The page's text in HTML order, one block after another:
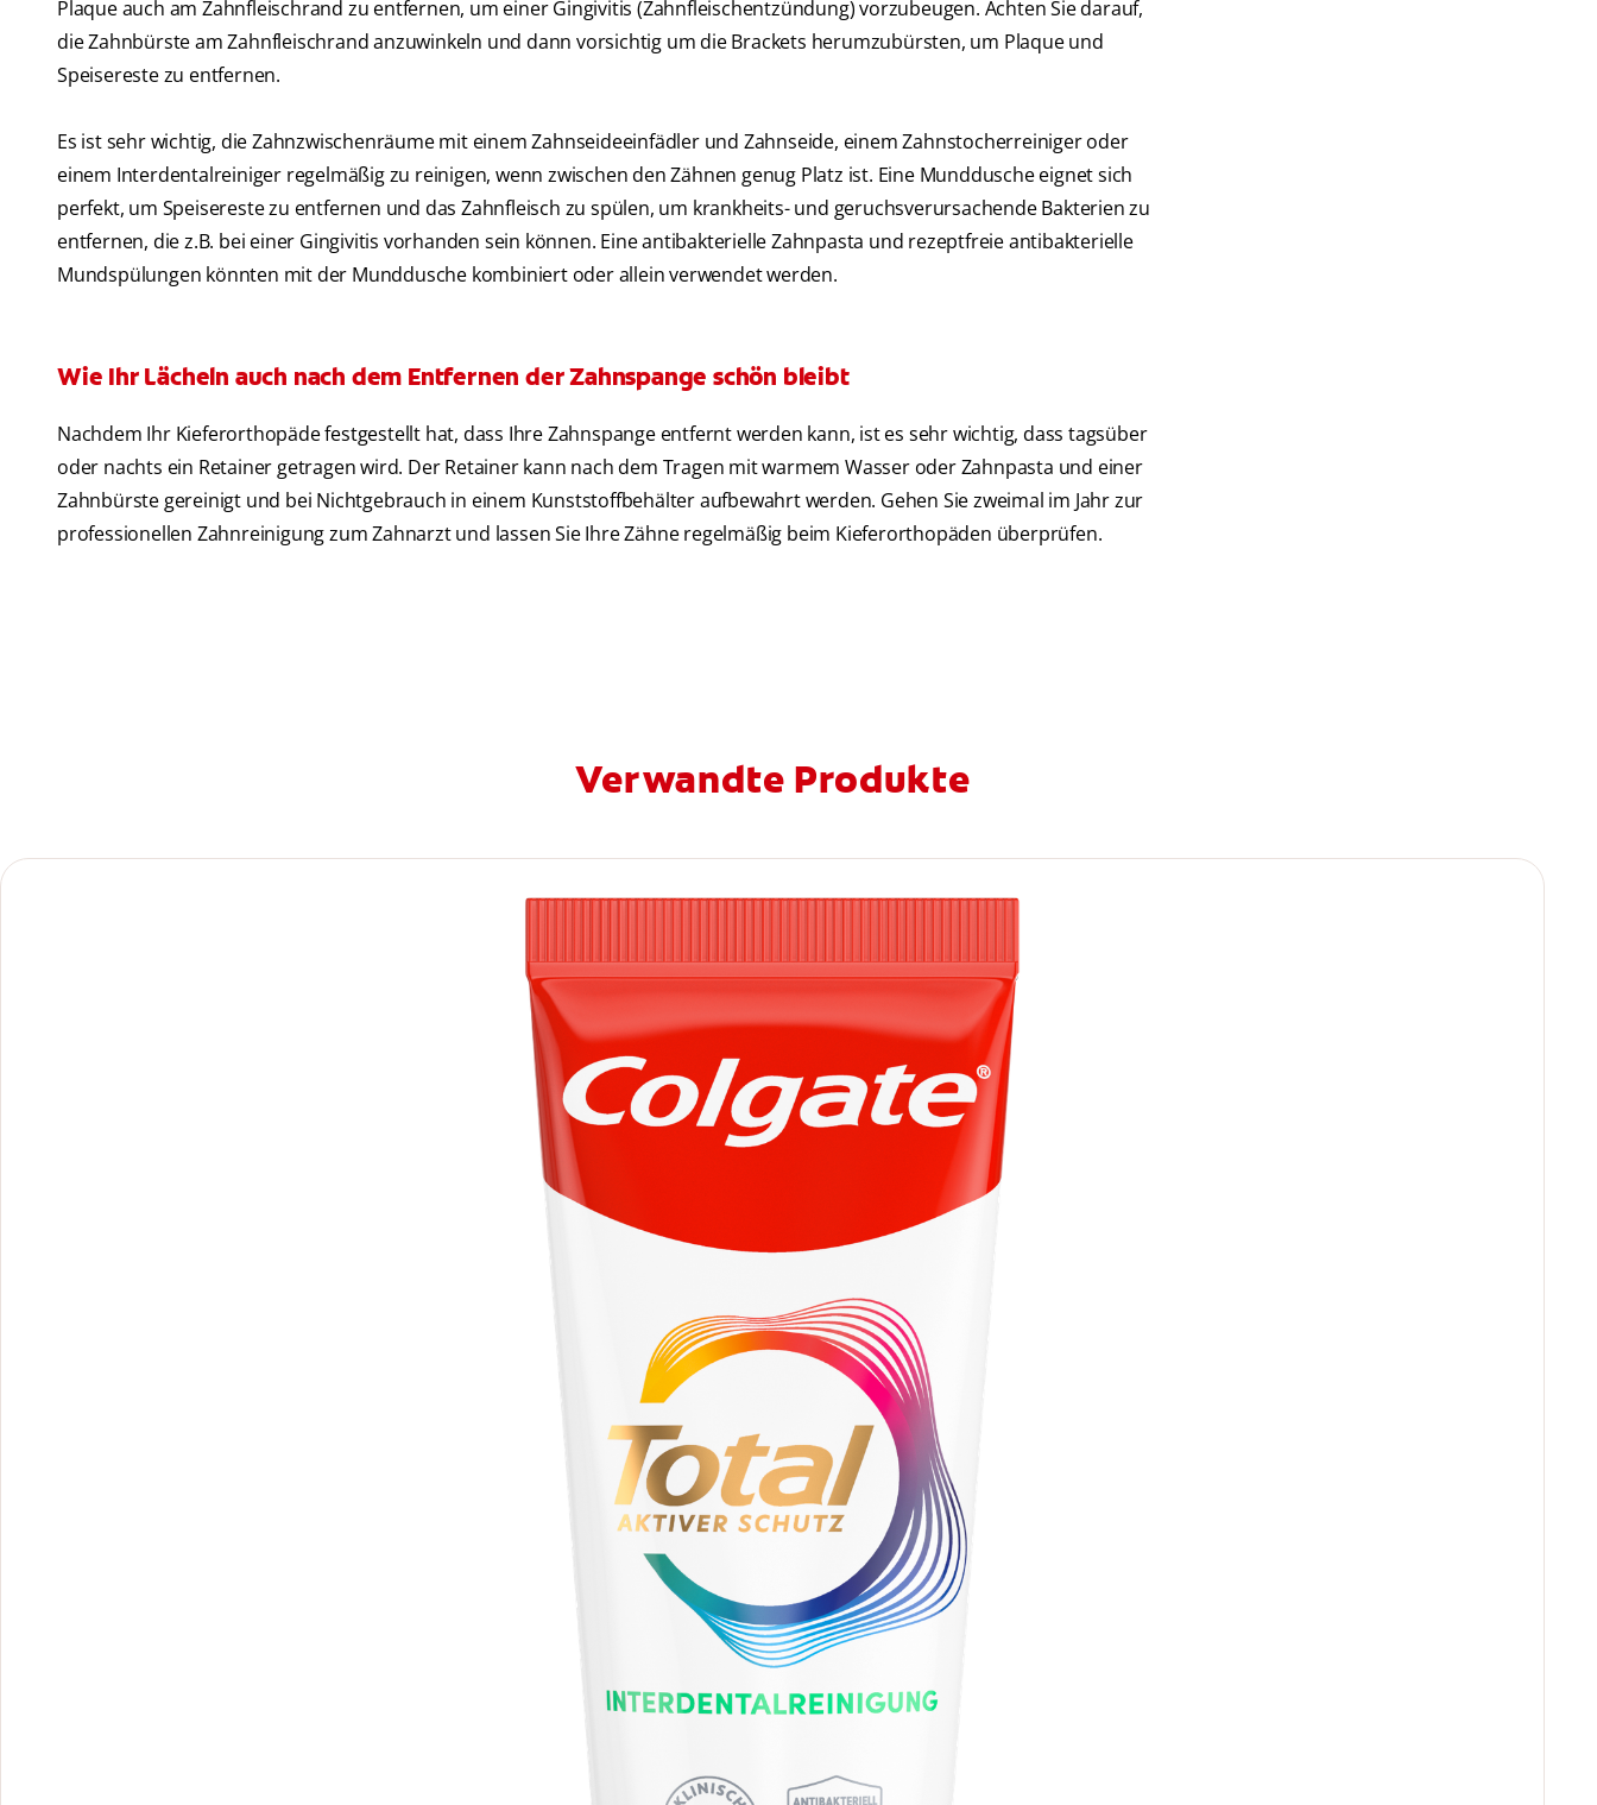
Plaque auch am Zahnfleischrand zu entfernen, um einer Gingivitis (Zahnfleischentzündung) vorzubeugen. Achten Sie darauf,
die Zahnbürste am Zahnfleischrand anzuwinkeln und dann vorsichtig um die Brackets herumzubürsten, um Plaque und
Speisereste zu entfernen.
Es ist sehr wichtig, die Zahnzwischenräume mit einem Zahnseideeinfädler und Zahnseide, einem Zahnstocherreiniger oder
einem Interdentalreiniger regelmäßig zu reinigen, wenn zwischen den Zähnen genug Platz ist. Eine Munddusche eignet sich
perfekt, um Speisereste zu entfernen und das Zahnfleisch zu spülen, um krankheits- und geruchsverursachende Bakterien zu
entfernen, die z.B. bei einer Gingivitis vorhanden sein können. Eine antibakterielle Zahnpasta und rezeptfreie antibakterielle
Mundspülungen könnten mit der Munddusche kombiniert oder allein verwendet werden.
Wie Ihr Lächeln auch nach dem Entfernen der Zahnspange schön bleibt
Nachdem Ihr Kieferorthopäde festgestellt hat, dass Ihre Zahnspange entfernt werden kann, ist es sehr wichtig, dass tagsüber
oder nachts ein Retainer getragen wird. Der Retainer kann nach dem Tragen mit warmem Wasser oder Zahnpasta und einer
Zahnbürste gereinigt und bei Nichtgebrauch in einem Kunststoffbehälter aufbewahrt werden. Gehen Sie zweimal im Jahr zur
professionellen Zahnreinigung zum Zahnarzt und lassen Sie Ihre Zähne regelmäßig beim Kieferorthopäden überprüfen.
Verwandte Produkte